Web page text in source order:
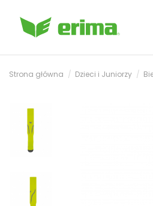
Strona główna Dzieci i Juniorzy